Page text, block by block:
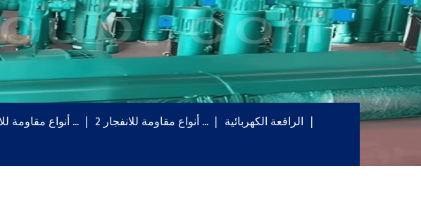
2 أنواع مقاومة للانفجار … 2 أنواع مقاومة للانفجار …
الرافعة الكهربائية